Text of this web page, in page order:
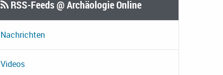
RSS-Feeds @ Archäologie Online
Nachrichten
Videos